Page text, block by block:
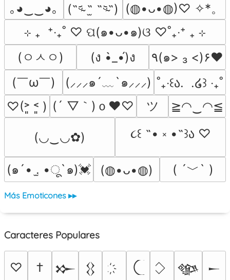
｡◕‿‿◕｡
(˵ᵕ̴᷄ ˶̫ ˶ᵕ̴᷅˵) (◍•ᴗ•◍)♡ ✧*。
⊹ ₊  ⁺‧₊˚ ♡ ପ(๑•ᴗ•๑)ଓ ♡˚₊‧⁺ ₊ ⊹
(ㅇㅅㅇ)
(ง •̀_•́)ง
٩(๑> ₃ <)۶♥
(￣ω￣﻿)
(⸝⸝⸝๑´﹏`๑⸝⸝⸝) ˚₊‧꒰ა.  .໒꒱ ‧₊˚
♡(˃͈ ˂͈ ) (´ ▽｀)ｏ♥♡ ツ ≧◠‿◠≦
(◡‿◡✿) ૮꒰ ˶• ༝ •˶꒱ა ♡
(๑´• .̫ •ू`๑)💓 (⁠◍⁠•⁠ᴗ⁠•⁠◍⁠) ( ´﹀` )
Más Emoticones ▸▸
Caracteres Populares
♡ † 𒁍 𒌐 𒀲 𒀸